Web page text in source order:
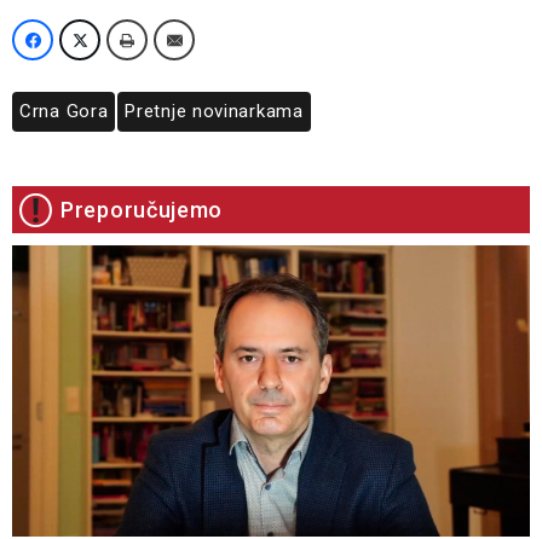
Crna Gora Pretnje novinarkama
Preporučujemo